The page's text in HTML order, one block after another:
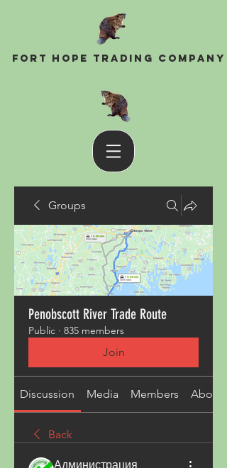
Fort Hope Trading Company
Groups
Penobscott River Trade Route
Public · 835 members
Join
Discussion Media Members About
Back
Администрация